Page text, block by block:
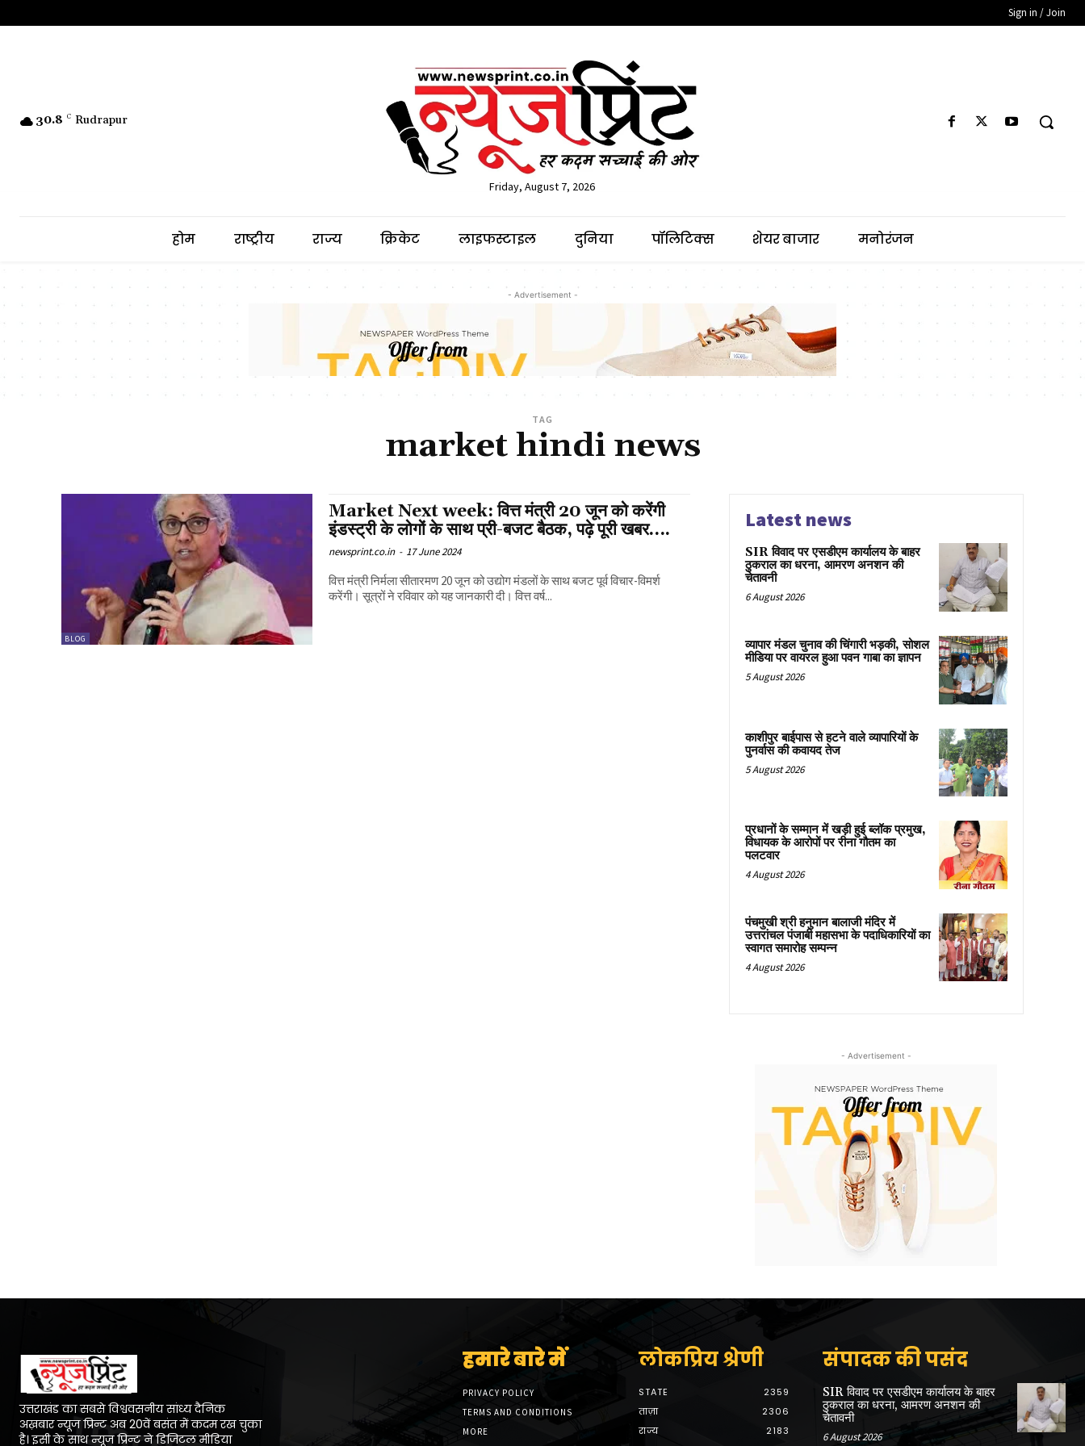
Sign in / Join
30.8 C Rudrapur
Friday, August 7, 2026
होम राष्ट्रीय राज्य क्रिकेट लाइफस्टाइल दुनिया पॉलिटिक्स शेयर बाजार मनोरंजन
- Advertisement -
TAG
market hindi news
BLOG
Market Next week: वित्त मंत्री 20 जून को करेंगी
इंडस्ट्री के लोगों के साथ प्री-बजट बैठक, पढ़े पूरी खबर….
newsprint.co.in - 17 June 2024
वित्त मंत्री निर्मला सीतारमण 20 जून को उद्योग मंडलों के साथ बजट पूर्व विचार-विमर्श
करेंगी। सूत्रों ने रविवार को यह जानकारी दी। वित्त वर्ष...
Latest news
SIR विवाद पर एसडीएम कार्यालय के बाहर
ठुकराल का धरना, आमरण अनशन की
चेतावनी
6 August 2026
व्यापार मंडल चुनाव की चिंगारी भड़की, सोशल
मीडिया पर वायरल हुआ पवन गाबा का ज्ञापन
5 August 2026
काशीपुर बाईपास से हटने वाले व्यापारियों के
पुनर्वास की कवायद तेज
5 August 2026
प्रधानों के सम्मान में खड़ी हुई ब्लॉक प्रमुख,
विधायक के आरोपों पर रीना गौतम का
पलटवार
4 August 2026
पंचमुखी श्री हनुमान बालाजी मंदिर में
उत्तरांचल पंजाबी महासभा के पदाधिकारियों का
स्वागत समारोह सम्पन्न
4 August 2026
- Advertisement -
उत्तराखंड का सबसे विश्ववसनीय सांध्य दैनिक
अख़बार न्यूज प्रिन्ट अब 20वें बसंत में कदम रख चुका
है। इसी के साथ न्यूज प्रिन्ट ने डिजिटल मीडिया
हमारे बारे में
PRIVACY POLICY
TERMS AND CONDITIONS
MORE
लोकप्रिय श्रेणी
STATE
2359
ताज़ा
2306
राज्य
2183
संपादक की पसंद
SIR विवाद पर एसडीएम कार्यालय के बाहर
ठुकराल का धरना, आमरण अनशन की
चेतावनी
6 August 2026